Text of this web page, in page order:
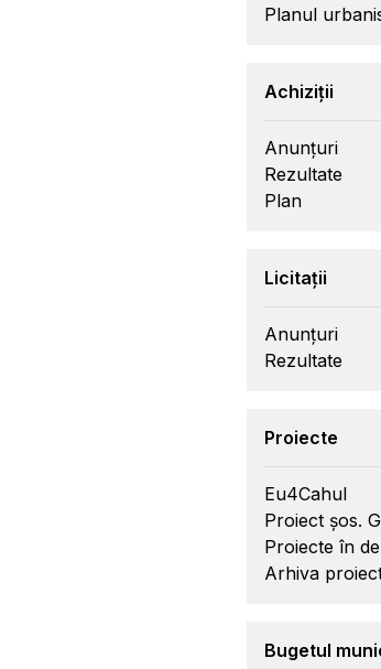
Planul
Achiziții
Anunțuri
Rezultate
Plan
Licitații
Anunțuri
Rezultate
Proiecte
Eu4Cahul
Proiect șos.
Proiecte în
Arhiva
Bugetul